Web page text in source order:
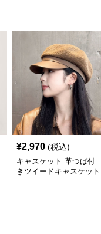
¥2,970 (税込)
キャスケット 革つば付
きツイードキャスケット